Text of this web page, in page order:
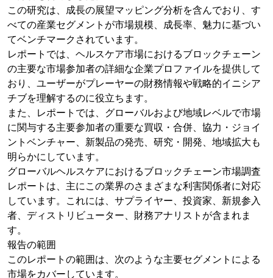
この研究は、成長の展望マッピング分析を含んでおり、す
べての産業セグメントが市場規模、成長率、魅力に基づい
てベンチマークされています。
レポートでは、ヘルスケア市場におけるブロックチェーン
の主要な市場参加者の詳細な企業プロファイルを提供して
おり、ユーザーがプレーヤーの財務情報や戦略的イニシア
チブを理解するのに役立ちます。
また、レポートでは、グローバルおよび地域レベルで市場
に関与する主要参加者の重要な買収・合併、協力・ジョイ
ントベンチャー、新製品の発売、研究・開発、地域拡大も
明らかにしています。
グローバルヘルスケアにおけるブロックチェーン市場調査
レポートは、主にこの業界のさまざまな利害関係者に対応
しています。これには、サプライヤー、投資家、新規参入
者、ディストリビューター、財務アナリストが含まれま
す。
報告の範囲
このレポートの範囲は、次のような主要セグメントによる
市場をカバーしています。